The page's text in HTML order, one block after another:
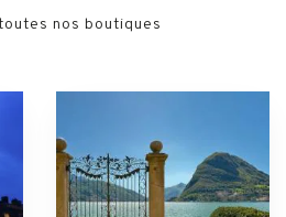
nos boutiques